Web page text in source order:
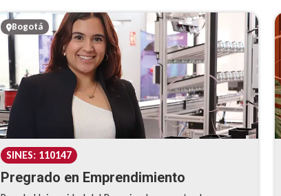
Bogotá
SINES: 110147
Pregrado en Emprendimiento